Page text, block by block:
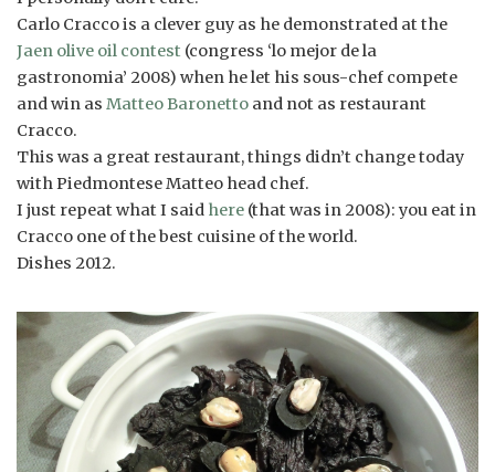
Carlo Cracco is a clever guy as he demonstrated at the
Jaen olive oil contest (congress ‘lo mejor de la
gastronomia’ 2008) when he let his sous-chef compete
and win as Matteo Baronetto and not as restaurant
Cracco.
This was a great restaurant, things didn’t change today
with Piedmontese Matteo head chef.
I just repeat what I said here (that was in 2008): you eat in
Cracco one of the best cuisine of the world.
Dishes 2012.